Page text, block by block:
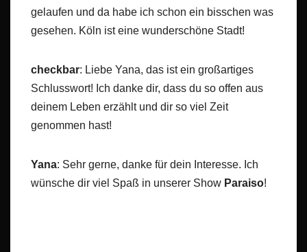
gelaufen und da habe ich schon ein bisschen was
gesehen. Köln ist eine wunderschöne Stadt!
checkbar: Liebe Yana, das ist ein großartiges
Schlusswort! Ich danke dir, dass du so offen aus
deinem Leben erzählt und dir so viel Zeit
genommen hast!
Yana: Sehr gerne, danke für dein Interesse. Ich
wünsche dir viel Spaß in unserer Show Paraiso!